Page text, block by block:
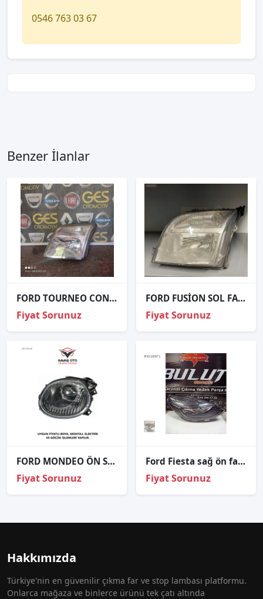
0546 763 03 67
Benzer İlanlar
FORD TOURNEO CONNECT SOL ÖN FAR ORJİNAL ÇIKMA PARÇA
Fiyat Sorunuz
FORD FUSİON SOL FAR ORJİNAL 6N1113W030CD
Fiyat Sorunuz
FORD MONDEO ÖN SİS FARI SAĞ SOL 1996 VE ÜZERİ / TAİWAN
Fiyat Sorunuz
Ford Fiesta sağ ön far orjinal çıkma
Fiyat Sorunuz
Hakkımızda
Türkiye'nin en güvenilir çıkma far ve stop lambası platformu.
Onlarca mağaza ve binlerce ürünü tek çatı altında